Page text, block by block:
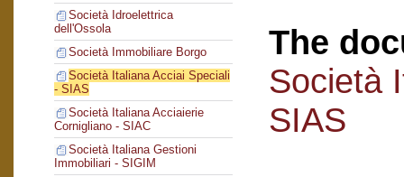
Società Idroelettrica
dell'Ossola
Società Immobiliare Borgo
Società Italiana Acciai Speciali
- SIAS
Società Italiana Acciaierie
Cornigliano - SIAC
Società Italiana Gestioni
Immobiliari - SIGIM
The
Società
SIAS